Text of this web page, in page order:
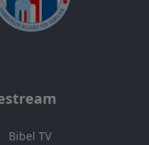
Bibel TV